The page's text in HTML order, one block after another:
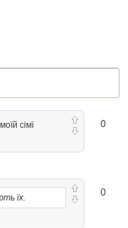
0
сімї
0
їх.